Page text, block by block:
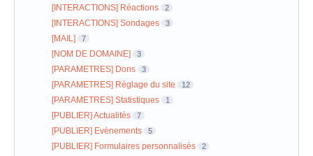
[INTERACTIONS] Réactions 2
[INTERACTIONS] Sondages 3
[MAIL] 7
[NOM DE DOMAINE] 3
[PARAMETRES] Dons 3
[PARAMETRES] Réglage du site 12
[PARAMETRES] Statistiques 1
[PUBLIER] Actualités 7
[PUBLIER] Evènements 5
[PUBLIER] Formulaires personnalisés 2